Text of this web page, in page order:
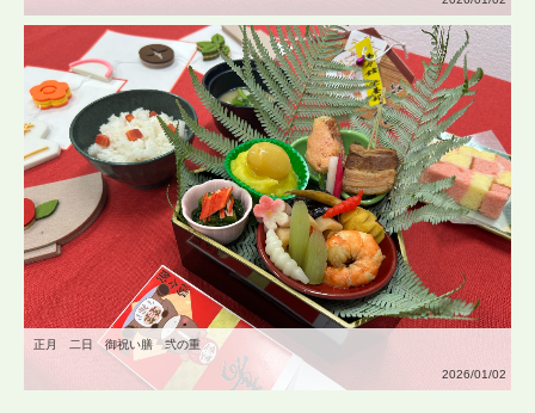
正月 二日 御祝い膳 弐の重
2026/01/02